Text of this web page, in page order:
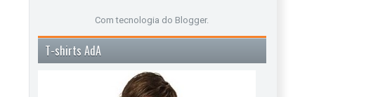
Com tecnologia do Blogger.
T-shirts AdA